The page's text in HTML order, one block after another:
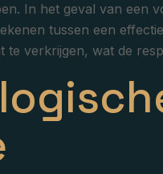
In het geval van een
tussen een
te verkrijgen, wat de